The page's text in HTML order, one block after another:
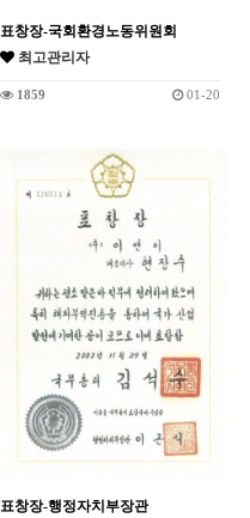
표창장-국회환경노동위원회
최고관리자
1859 01-20
표창장-행정자치부장관